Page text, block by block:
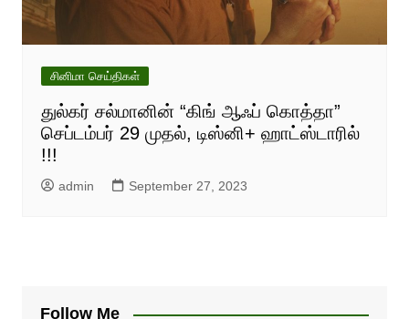
சினிமா செய்திகள்
துல்கர் சல்மானின் “கிங் ஆஃப் கொத்தா”
செப்டம்பர் 29 முதல், டிஸ்னி+ ஹாட்ஸ்டாரில்
!!!
admin September 27, 2023
Follow Me